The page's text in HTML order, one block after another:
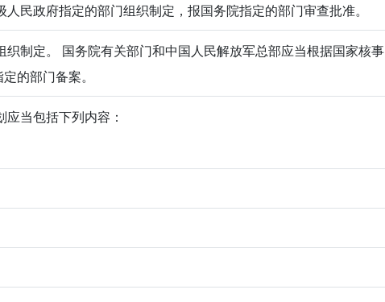
民政府指定的部门组织制定，报国务院指定的部门审查批准。
制定。 国务院有关部门和中国人民解放军总部应当根据国家核事
的部门备案。
当包括下列内容：